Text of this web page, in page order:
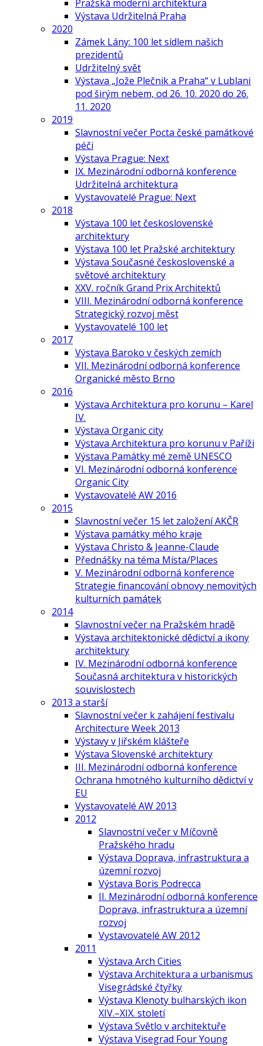
Pražská moderní architektura
Výstava Udržitelná Praha
2020
Zámek Lány: 100 let sídlem našich
prezidentů
Udržitelný svět
Výstava „Jože Plečnik a Praha“ v Lublani
pod širým nebem, od 26. 10. 2020 do 26.
11. 2020
2019
Slavnostní večer Pocta české památkové
péči
Výstava Prague: Next
IX. Mezinárodní odborná konference
Udržitelná architektura
Vystavovatelé Prague: Next
2018
Výstava 100 let československé
architektury
Výstava 100 let Pražské architektury
Výstava Současné československé a
světové architektury
XXV. ročník Grand Prix Architektů
VIII. Mezinárodní odborná konference
Strategický rozvoj měst
Vystavovatelé 100 let
2017
Výstava Baroko v českých zemích
VII. Mezinárodní odborná konference
Organické město Brno
2016
Výstava Architektura pro korunu – Karel
IV.
Výstava Organic city
Výstava Architektura pro korunu v Paříži
Výstava Památky mé země UNESCO
VI. Mezinárodní odborná konference
Organic City
Vystavovatelé AW 2016
2015
Slavnostní večer 15 let založení AKČR
Výstava památky mého kraje
Výstava Christo & Jeanne-Claude
Přednášky na téma Místa/Places
V. Mezinárodní odborná konference
Strategie financování obnovy nemovitých
kulturních památek
2014
Slavnostní večer na Pražském hradě
Výstava architektonické dědictví a ikony
architektury
IV. Mezinárodní odborná konference
Současná architektura v historických
souvislostech
2013 a starší
Slavnostní večer k zahájení festivalu
Architecture Week 2013
Výstavy v Jiřském klášteře
Výstava Slovenské architektury
III. Mezinárodní odborná konference
Ochrana hmotného kulturního dědictví v
EU
Vystavovatelé AW 2013
2012
Slavnostní večer v Míčovně
Pražského hradu
Výstava Doprava, infrastruktura a
územní rozvoj
Výstava Boris Podrecca
II. Mezinárodní odborná konference
Doprava, infrastruktura a územní
rozvoj
Vystavovatelé AW 2012
2011
Výstava Arch Cities
Výstava Architektura a urbanismus
Visegrádské čtyřky
Výstava Klenoty bulharských ikon
XIV.–XIX. století
Výstava Světlo v architektuře
Výstava Visegrad Four Young